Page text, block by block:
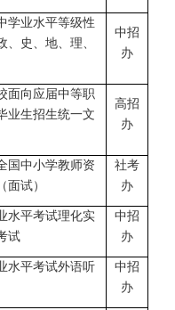
学业水平等级性
、史、地、理、
中招
办
面向应届中等职
业生招生统一文
高招
办
国中小学教师资
面试）
社考
办
水平考试理化实
试
中招
办
水平考试外语听
中招
办